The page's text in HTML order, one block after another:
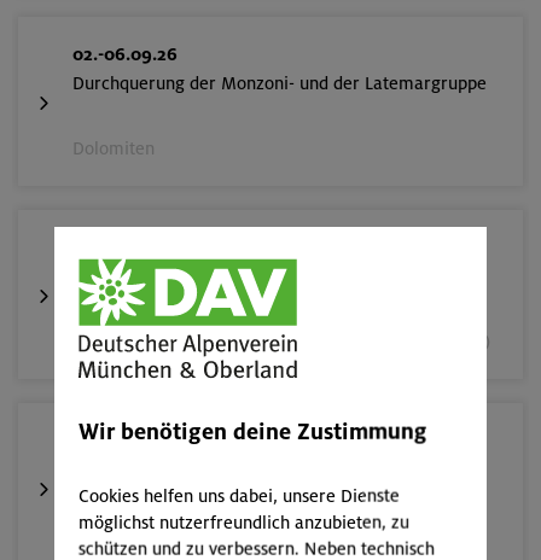
02.-06.09.26
Durchquerung der Monzoni- und der Latemargruppe
Dolomiten
Fahrtechnik II - Advanced
München und Umgebung (inkl. bayer. Voralpenraum)
10.-13.09.26
Gardaseeberge
Wir benötigen deine Zustimmung
Cookies helfen uns dabei, unsere Dienste
möglichst nutzerfreundlich anzubieten, zu
schützen und zu verbessern. Neben technisch